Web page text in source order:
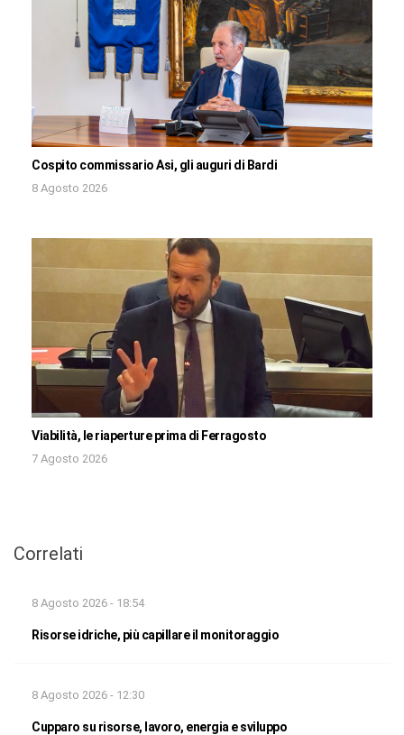
Cospito commissario Asi, gli auguri di Bardi
8 Agosto 2026
Viabilità, le riaperture prima di Ferragosto
7 Agosto 2026
Correlati
8 Agosto 2026 - 18:54
Risorse idriche, più capillare il monitoraggio
8 Agosto 2026 - 12:30
Cupparo su risorse, lavoro, energia e sviluppo